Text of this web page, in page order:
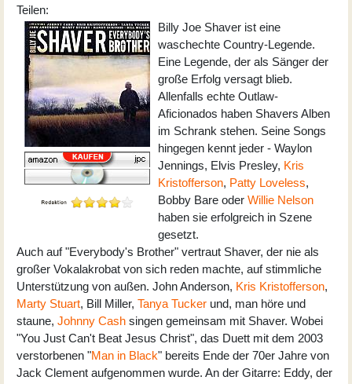
Teilen:
Billy Joe Shaver ist eine
waschechte Country-Legende.
Eine Legende, der als Sänger der
große Erfolg versagt blieb.
Allenfalls echte Outlaw-
Aficionados haben Shavers Alben
im Schrank stehen. Seine Songs
hingegen kennt jeder - Waylon
Jennings, Elvis Presley, Kris
Kristofferson, Patty Loveless,
Bobby Bare oder Willie Nelson
haben sie erfolgreich in Szene
gesetzt.
Auch auf "Everybody's Brother" vertraut Shaver, der nie als
großer Vokalakrobat von sich reden machte, auf stimmliche
Unterstützung von außen. John Anderson, Kris Kristofferson,
Marty Stuart, Bill Miller, Tanya Tucker und, man höre und
staune, Johnny Cash singen gemeinsam mit Shaver. Wobei
"You Just Can't Beat Jesus Christ", das Duett mit dem 2003
verstorbenen "Man in Black" bereits Ende der 70er Jahre von
Jack Clement aufgenommen wurde. An der Gitarre: Eddy, der